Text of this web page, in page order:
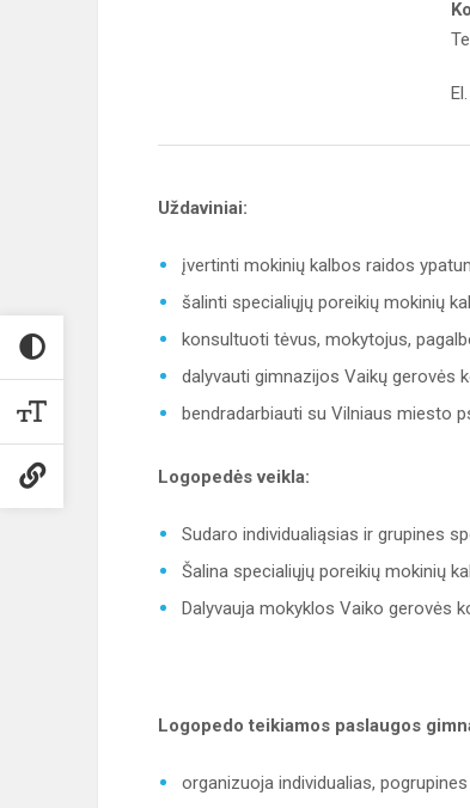
Uždaviniai:
įvertinti mokinių kalbos raidos
šalinti specialiųjų poreikių mokinių
konsultuoti tėvus, mokytojus,
dalyvauti gimnazijos Vaikų gerovės
bendradarbiauti su Vilniaus miesto
Logopedės veikla:
Sudaro individualiąsias ir grupines
Šalina specialiųjų poreikių mokinių
Dalyvauja mokyklos Vaiko gerovės
Logopedo teikiamos paslaugos
organizuoja individualias,